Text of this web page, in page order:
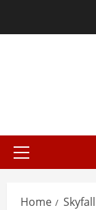
Primary
Home Skyfall